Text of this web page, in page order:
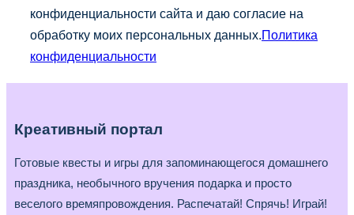
конфиденциальности сайта и даю согласие на
обработку моих персональных данных. Политика
конфиденциальности
Креативный портал
Готовые квесты и игры для запоминающегося домашнего
праздника, необычного вручения подарка и просто
веселого времяпровождения. Распечатай! Спрячь! Играй!